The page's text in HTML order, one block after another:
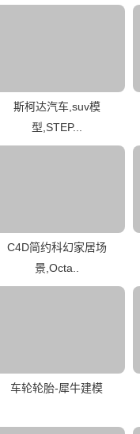
斯柯达汽车,suv模
型,STEP...
C4D简约科幻家居场
景,Octa..
车轮轮胎-犀牛建模